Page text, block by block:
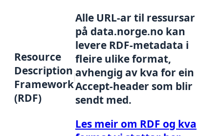
Resource
Description
Framework
(RDF)
Alle URL-ar til ressursar
på data.norge.no kan
levere RDF-metadata i
fleire ulike format,
avhengig av kva for ein
Accept-header som blir
sendt med.
Les meir om RDF og kva